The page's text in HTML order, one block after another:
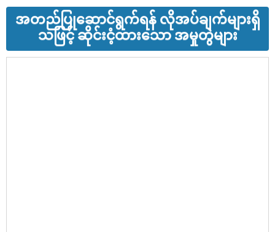
အတည်ပြုဆောင်ရွက်ရန် လိုအပ်ချက်များရှိ
သဖြင့် ဆိုင်းငံ့ထားသော အမှုတွဲများ